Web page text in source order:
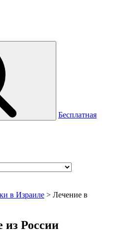
Бесплатная
в Израиле > Лечение в
из России